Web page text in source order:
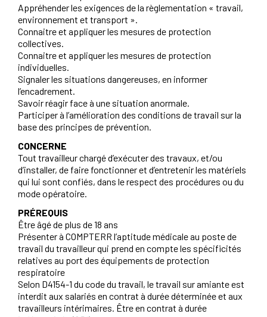
Appréhender les exigences de la règlementation « travail,
environnement et transport ».
Connaitre et appliquer les mesures de protection
collectives.
Connaitre et appliquer les mesures de protection
individuelles.
Signaler les situations dangereuses, en informer
l’encadrement.
Savoir réagir face à une situation anormale.
Participer à l’amélioration des conditions de travail sur la
base des principes de prévention.
CONCERNE
Tout travailleur chargé d’exécuter des travaux, et/ou
d’installer, de faire fonctionner et d’entretenir les matériels
qui lui sont confiés, dans le respect des procédures ou du
mode opératoire.
PRÉREQUIS
Être âgé de plus de 18 ans
Présenter à COMPTERR l’aptitude médicale au poste de
travail du travailleur qui prend en compte les spécificités
relatives au port des équipements de protection
respiratoire
Selon D4154-1 du code du travail, le travail sur amiante est
interdit aux salariés en contrat à durée déterminée et aux
travailleurs intérimaires. Être en contrat à durée